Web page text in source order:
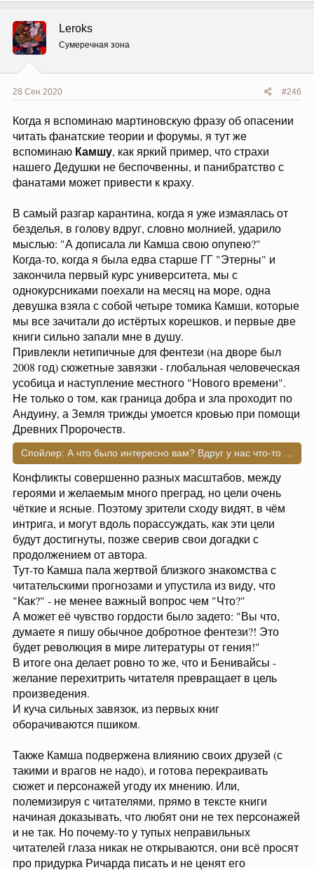
ц
и
и
:
Leroks
Сумеречная зона
28 Сен 2020 #246
Когда я вспоминаю мартиновскую фразу об опасении
читать фанатские теории и форумы, я тут же
вспоминаю Камшу, как яркий пример, что страхи
нашего Дедушки не беспочвенны, и панибратство с
фанатами может привести к краху.
В самый разгар карантина, когда я уже измаялась от
безделья, в голову вдруг, словно молнией, ударило
мыслью: "А дописала ли Камша свою опупею?"
Когда-то, когда я была едва старше ГГ "Этерны" и
закончила первый курс университета, мы с
однокурсниками поехали на месяц на море, одна
девушка взяла с собой четыре томика Камши, которые
мы все зачитали до истёртых корешков, и первые две
книги сильно запали мне в душу.
Привлекли нетипичные для фентези (на дворе был
2008 год) сюжетные завязки - глобальная человеческая
усобица и наступление местного "Нового времени".
Не только о том, как граница добра и зла проходит по
Андуину, а Земля трижды умоется кровью при помощи
Древних Пророчеств.
Спойлер: А что было интересно вам? Вдруг у нас что-то
Конфликты совершенно разных масштабов, между
героями и желаемым много преград, но цели очень
чёткие и ясные. Поэтому зрители сходу видят, в чём
интрига, и могут вдоль порассуждать, как эти цели
будут достигнуты, позже сверив свои догадки с
продолжением от автора.
Тут-то Камша пала жертвой близкого знакомства с
читательскими прогнозами и упустила из виду, что
"Как?" - не менее важный вопрос чем "Что?"
А может её чувство гордости было задето: "Вы что,
думаете я пишу обычное добротное фентези?! Это
будет революция в мире литературы от гения!"
В итоге она делает ровно то же, что и Бенивайсы -
желание перехитрить читателя превращает в цель
произведения.
И куча сильных завязок, из первых книг
оборачиваются пшиком.
Также Камша подвержена влиянию своих друзей (с
такими и врагов не надо), и готова перекраивать
сюжет и персонажей угоду их мнению. Или,
полемизируя с читателями, прямо в тексте книги
начиная доказывать, что любят они не тех персонажей
и не так. Но почему-то у тупых неправильных
читателей глаза никак не открываются, они всё просят
про придурка Ричарда писать и не ценят его